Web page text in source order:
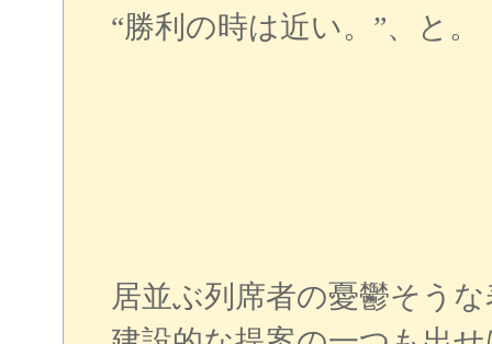
“勝利の時は近い。”、と。
居並ぶ列席者の憂鬱そう